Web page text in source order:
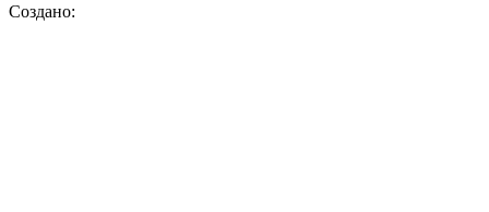
Создано: